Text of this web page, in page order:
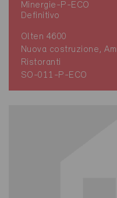
Minergie-P-ECO
Definitivo
Olten 4600
Nuova costruzione,
Ristoranti
SO-011-P-ECO